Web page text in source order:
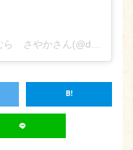
「佐渡の酒と肴 だっちゃ」きたむら さやかさん(@daccha_sa_ya_ka_)が投稿した写真 –